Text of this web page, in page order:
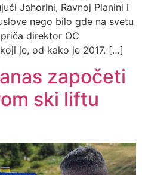
Jahorini, Ravnoj Planini i
nego bilo gde na svetu
direktor OC
je, od kako je 2017. […]
započeti
ski liftu